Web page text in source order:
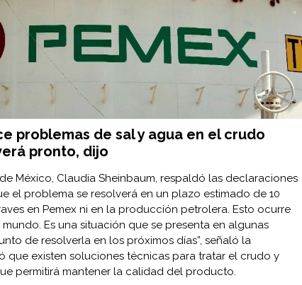
problemas de sal y agua en el crudo
pronto, dijo
México, Claudia Sheinbaum, respaldó las declaraciones
el problema se resolverá en un plazo estimado de 10
en Pemex ni en la producción petrolera. Esto ocurre
Es una situación que se presenta en algunas
de resolverla en los próximos días”, señaló la
que existen soluciones técnicas para tratar el crudo y
permitirá mantener la calidad del producto.